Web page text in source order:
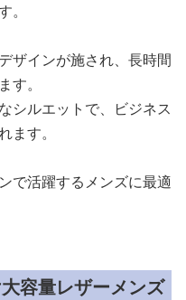
ザインが施され、長時間
す。
シルエットで、ビジネス
ます。
で活躍するメンズに最適
容量レザーメンズ